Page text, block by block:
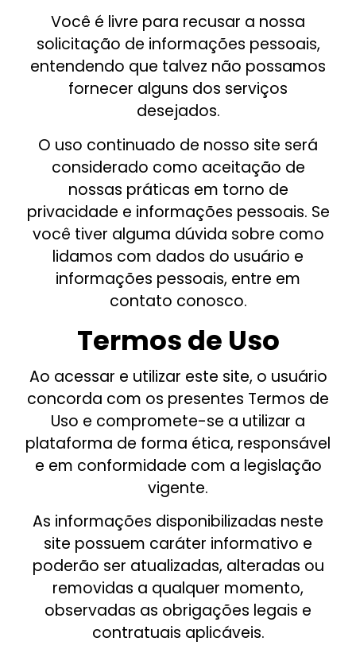
Você é livre para recusar a nossa
solicitação de informações pessoais,
entendendo que talvez não possamos
fornecer alguns dos serviços
desejados.
O uso continuado de nosso site será
considerado como aceitação de
nossas práticas em torno de
privacidade e informações pessoais. Se
você tiver alguma dúvida sobre como
lidamos com dados do usuário e
informações pessoais, entre em
contato conosco.
Termos de Uso
Ao acessar e utilizar este site, o usuário
concorda com os presentes Termos de
Uso e compromete-se a utilizar a
plataforma de forma ética, responsável
e em conformidade com a legislação
vigente.
As informações disponibilizadas neste
site possuem caráter informativo e
poderão ser atualizadas, alteradas ou
removidas a qualquer momento,
observadas as obrigações legais e
contratuais aplicáveis.